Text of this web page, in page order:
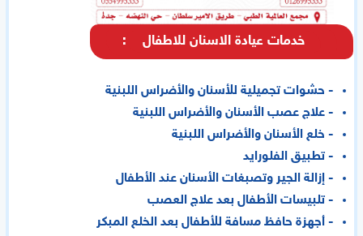
خدمات عيادة الاسنان للاطفال :
- حشوات تجميلية للأسنان والأضراس اللبنية
- علاج عصب الأسنان والأضراس اللبنية
- خلع الأسنان والأضراس اللبنية
- تطبيق الفلورايد
- إزالة الجير وتصبغات الأسنان عند الأطفال
- تلبيسات الأطفال بعد علاج العصب
- أجهزة حافظ مسافة للأطفال بعد الخلع المبكر